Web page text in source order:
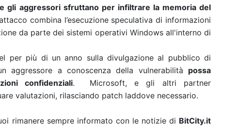
gli aggressori sfruttano per infiltrare la memoria del
combina l’esecuzione speculativa di informazioni
da parte dei sistemi operativi Windows all'interno di
per più di un anno sulla divulgazione al pubblico di
aggressore a conoscenza della vulnerabilità possa
confidenziali.
Microsoft, e gli altri partner
valutazioni, rilasciando patch laddove necessario.
rimanere sempre informato con le notizie di BitCity.it